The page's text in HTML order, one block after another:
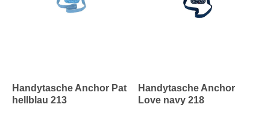
Handytasche Anchor Pat
hellblau 213
Handytasche Anchor
Love navy 218